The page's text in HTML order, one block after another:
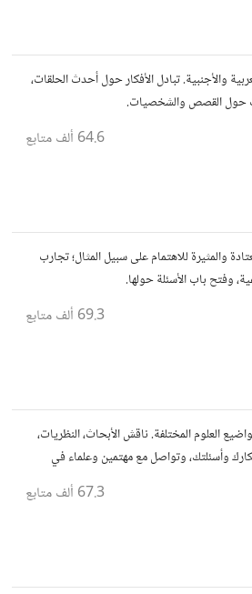
والأجنبية. تبادل الأفكار حول أحدث الحلقات،
حول القصص والشخصيات.
64.6 ألف متابع
والمثيرة للاهتمام على سبيل المثال؛ تجارب
وفتح باب الأسئلة حولها.
69.3 ألف متابع
العلوم المختلفة. ناقش الأبحاث، النظريات،
وأسئلتك، وتواصل مع مهتمين وعلماء في
67.3 ألف متابع